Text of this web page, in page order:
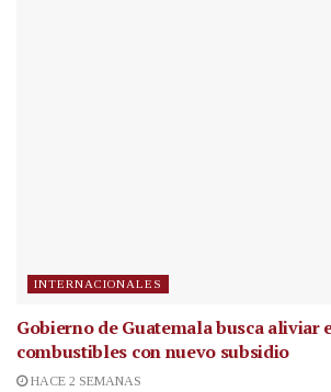
INTERNACIONALES
Gobierno de Guatemala busca aliviar
combustibles con nuevo subsidio
HACE 2 SEMANAS